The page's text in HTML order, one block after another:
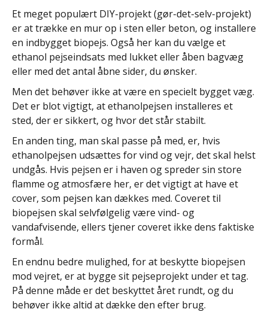
Et meget populært DIY-projekt (gør-det-selv-projekt)
er at trække en mur op i sten eller beton, og installere
en indbygget biopejs. Også her kan du vælge et
ethanol pejseindsats med lukket eller åben bagvæg
eller med det antal åbne sider, du ønsker.
Men det behøver ikke at være en specielt bygget væg.
Det er blot vigtigt, at ethanolpejsen installeres et
sted, der er sikkert, og hvor det står stabilt.
En anden ting, man skal passe på med, er, hvis
ethanolpejsen udsættes for vind og vejr, det skal helst
undgås. Hvis pejsen er i haven og spreder sin store
flamme og atmosfære her, er det vigtigt at have et
cover, som pejsen kan dækkes med. Coveret til
biopejsen skal selvfølgelig være vind- og
vandafvisende, ellers tjener coveret ikke dens faktiske
formål.
En endnu bedre mulighed, for at beskytte biopejsen
mod vejret, er at bygge sit pejseprojekt under et tag.
På denne måde er det beskyttet året rundt, og du
behøver ikke altid at dække den efter brug.